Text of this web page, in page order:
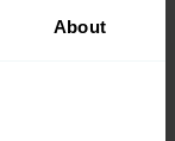
About